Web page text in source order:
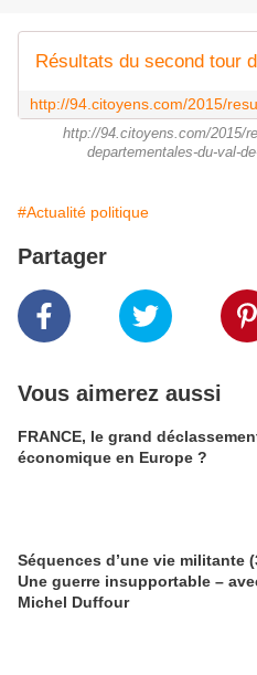
http://94.citoyens.com/2015/
departementales-du-val-
#Actualité politique
Partager
Vous aimerez aussi
FRANCE, le grand
économique en Europe ?
Séquences d’une vie militante
Une guerre insupportable –
Michel Duffour